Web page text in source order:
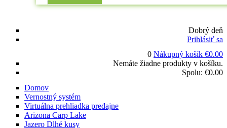
Dobrý deň
Prihlásiť sa
0 Nákupný košík €0.00
Nemáte žiadne produkty v košíku.
Spolu: €0.00
Domov
Vernostný systém
Virtuálna prehliadka predajne
Arizona Carp Lake
Jazero Dlhé kusy